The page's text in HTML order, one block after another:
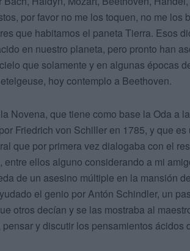
por favor no me los toquen, no me los
que habitamos el paneta Tierra. Esos
en nuestro planeta, pero pronto han
que solamente y en algunas épocas
hoy contemplo a Beethoven.
Novena, que tiene como base la Oda a
Friedrich von Schiller en 1785, y que es
que por primera vez dialogaba con el
ellos alguno considerando a mi
de un asesino múltiple en la mansión
el genio por Antón Schindler, un
otros decían y se las mostraba al
y discutir los pensamientos ácidos